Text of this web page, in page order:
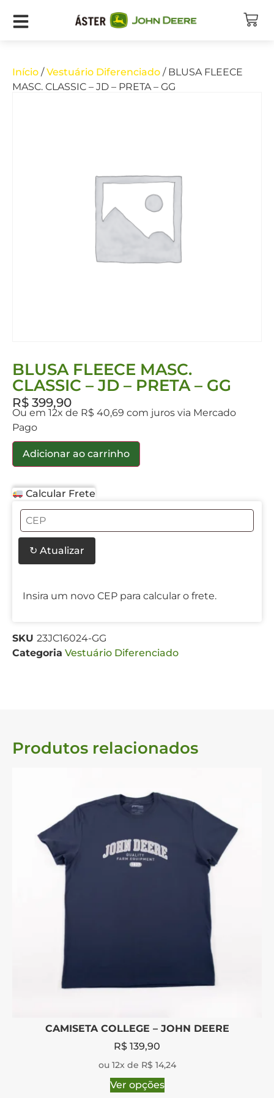
Início /Vestuário Diferenciado / BLUSA FLEECE
MASC. CLASSIC – JD – PRETA – GG
BLUSA FLEECE MASC.
CLASSIC – JD – PRETA – GG
R$ 399,90
Ou em 12x de R$ 40,69 com juros via Mercado
Pago
Adicionar ao carrinho
Calcular Frete
↻ Atualizar
Insira um novo CEP para calcular o frete.
SKU 23JC16024-GG
Categoria Vestuário Diferenciado
Produtos relacionados
CAMISETA COLLEGE – JOHN DEERE
R$ 139,90
ou 12x de R$ 14,24
Ver opções